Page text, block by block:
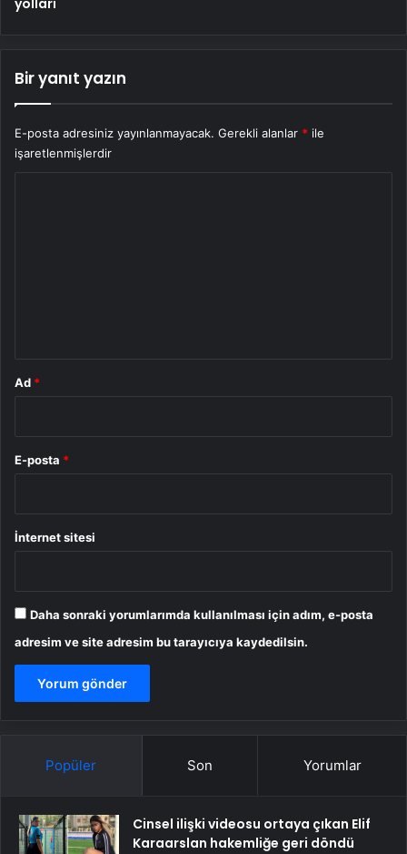
Bir yanıt yazın
E-posta adresiniz yayınlanmayacak. Gerekli alanlar * ile
işaretlenmişlerdir
Ad *
E-posta *
İnternet sitesi
Daha sonraki yorumlarımda kullanılması için adım, e-posta
adresim ve site adresim bu tarayıcıya kaydedilsin.
Popüler Son Yorumlar
Cinsel ilişki videosu ortaya çıkan Elif
Karaarslan hakemliğe geri döndü